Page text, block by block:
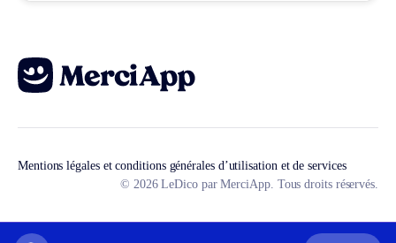
Mentions légales et conditions générales d’utilisation et de services
© 2026 LeDico par MerciApp. Tous droits réservés.